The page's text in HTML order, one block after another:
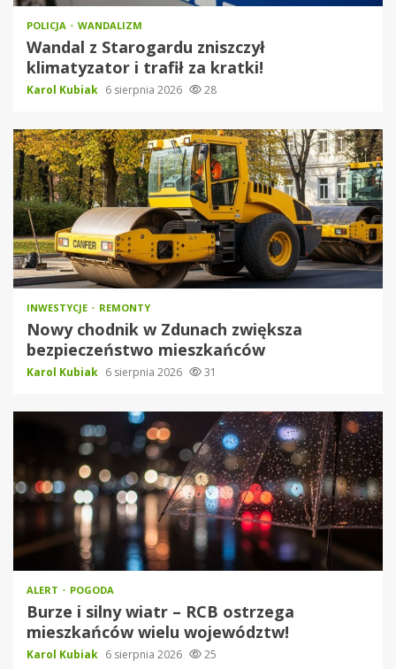
POLICJA WANDALIZM
Wandal z Starogardu zniszczył
klimatyzator i trafił za kratki!
Karol Kubiak 6 sierpnia 2026 28
INWESTYCJE REMONTY
Nowy chodnik w Zdunach zwiększa
bezpieczeństwo mieszkańców
Karol Kubiak 6 sierpnia 2026 31
ALERT POGODA
Burze i silny wiatr – RCB ostrzega
mieszkańców wielu województw!
Karol Kubiak 6 sierpnia 2026 25